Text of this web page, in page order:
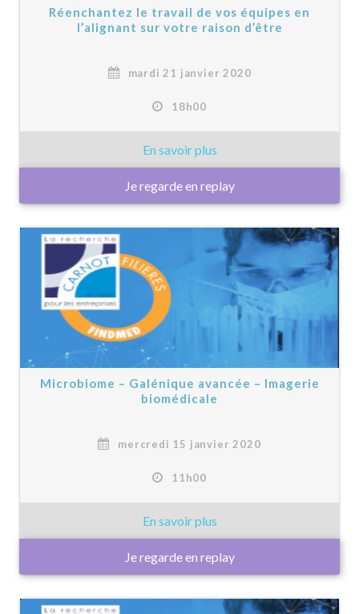
Réenchantez le travail de vos équipes en
l’alignant sur votre raison d’être
mardi 21 janvier 2020
18h00
Je regarde en replay
Microbiome – Galénique avancée – Imagerie
biomédicale
mercredi 15 janvier 2020
11h00
Je regarde en replay